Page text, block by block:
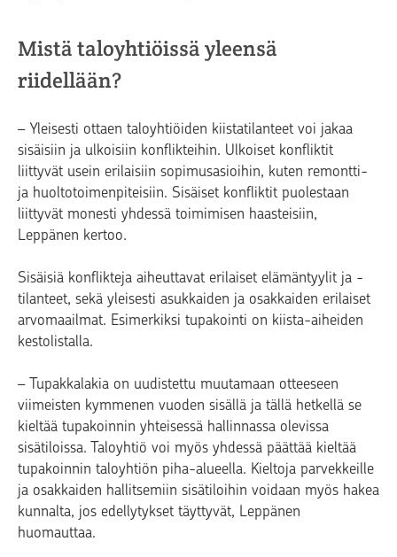
Mistä taloyhtiöissä yleensä
riidellään?
– Yleisesti ottaen taloyhtiöiden kiistatilanteet voi jakaa
sisäisiin ja ulkoisiin konflikteihin. Ulkoiset konfliktit
liittyvät usein erilaisiin sopimusasioihin, kuten remontti-
ja huoltotoimenpiteisiin. Sisäiset konfliktit puolestaan
liittyvät monesti yhdessä toimimisen haasteisiin,
Leppänen kertoo.
Sisäisiä konflikteja aiheuttavat erilaiset elämäntyylit ja -
tilanteet, sekä yleisesti asukkaiden ja osakkaiden erilaiset
arvomaailmat. Esimerkiksi tupakointi on kiista-aiheiden
kestolistalla.
– Tupakkalakia on uudistettu muutamaan otteeseen
viimeisten kymmenen vuoden sisällä ja tällä hetkellä se
kieltää tupakoinnin yhteisessä hallinnassa olevissa
sisätiloissa. Taloyhtiö voi myös yhdessä päättää kieltää
tupakoinnin taloyhtiön piha-alueella. Kieltoja parvekkeille
ja osakkaiden hallitsemiin sisätiloihin voidaan myös hakea
kunnalta, jos edellytykset täyttyvät, Leppänen
huomauttaa.